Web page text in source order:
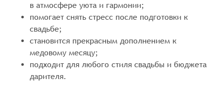
в атмосфере уюта и гармонии;
помогает снять стресс после подготовки к
свадьбе;
становится прекрасным дополнением к
медовому месяцу;
подходит для любого стиля свадьбы и бюджета
дарителя.